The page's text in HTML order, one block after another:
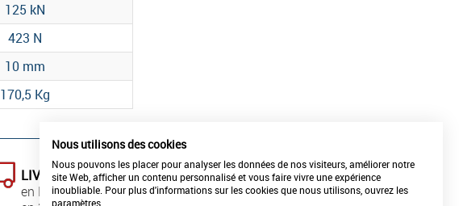
125 kN
423 N
10 mm
170,5 Kg
LIVRAISON
en France
REPARATION-ETALONNAGE
de vos matériels
Nous utilisons des cookies
Nous pouvons les placer pour analyser les données de nos visiteurs, améliorer notre
site Web, afficher un contenu personnalisé et vous faire vivre une expérience
inoubliable. Pour plus d'informations sur les cookies que nous utilisons, ouvrez les
paramètres.